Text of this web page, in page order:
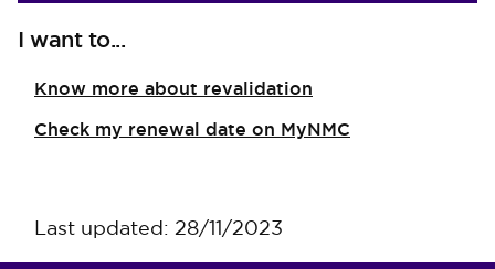
I want to...
Know more about revalidation
Check my renewal date on MyNMC
Last updated: 28/11/2023